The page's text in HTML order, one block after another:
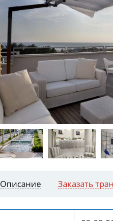
Описание Заказать